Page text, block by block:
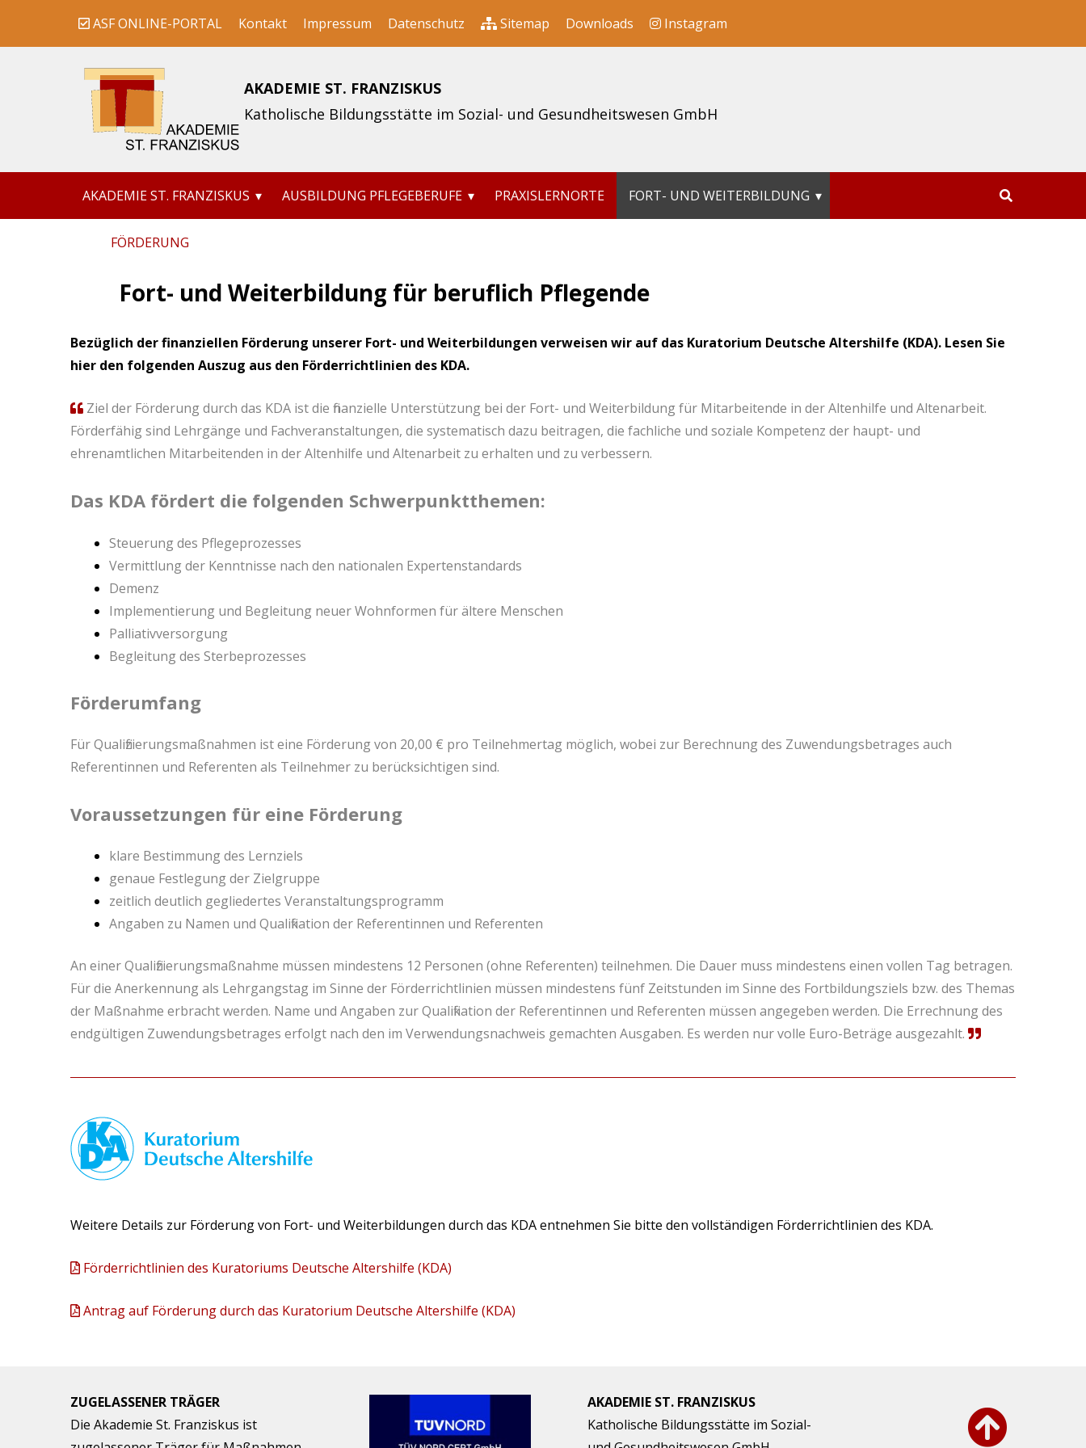
ASF ONLINE-PORTAL Kontakt Impressum Datenschutz Sitemap Downloads Instagram
AKADEMIE ST. FRANZISKUS
Katholische Bildungsstätte im Sozial- und Gesundheitswesen GmbH
AKADEMIE ST. FRANZISKUS AUSBILDUNG PFLEGEBERUFE PRAXISLERNORTE FORT- UND WEITERBILDUNG
nach:
FÖRDERUNG
Fort- und Weiterbildung für beruflich Pflegende
Bezüglich der finanziellen Förderung unserer Fort- und Weiterbildungen verweisen wir auf das Kuratorium Deutsche Altershilfe (KDA). Lesen Sie
hier den folgenden Auszug aus den Förderrichtlinien des KDA.
Ziel der Förderung durch das KDA ist die finanzielle Unterstützung bei der Fort- und Weiterbildung für Mitarbeitende in der Altenhilfe und Altenarbeit.
Förderfähig sind Lehrgänge und Fachveranstaltungen, die systematisch dazu beitragen, die fachliche und soziale Kompetenz der haupt- und
ehrenamtlichen Mitarbeitenden in der Altenhilfe und Altenarbeit zu erhalten und zu verbessern.
Das KDA fördert die folgenden Schwerpunktthemen:
Steuerung des Pflegeprozesses
Vermittlung der Kenntnisse nach den nationalen Expertenstandards
Demenz
Implementierung und Begleitung neuer Wohnformen für ältere Menschen
Palliativversorgung
Begleitung des Sterbeprozesses
Förderumfang
Für Qualifizierungsmaßnahmen ist eine Förderung von 20,00 € pro Teilnehmertag möglich, wobei zur Berechnung des Zuwendungsbetrages auch
Referentinnen und Referenten als Teilnehmer zu berücksichtigen sind.
Voraussetzungen für eine Förderung
klare Bestimmung des Lernziels
genaue Festlegung der Zielgruppe
zeitlich deutlich gegliedertes Veranstaltungsprogramm
Angaben zu Namen und Qualifikation der Referentinnen und Referenten
An einer Qualifizierungsmaßnahme müssen mindestens 12 Personen (ohne Referenten) teilnehmen. Die Dauer muss mindestens einen vollen Tag betragen.
Für die Anerkennung als Lehrgangstag im Sinne der Förderrichtlinien müssen mindestens fünf Zeitstunden im Sinne des Fortbildungsziels bzw. des Themas
der Maßnahme erbracht werden. Name und Angaben zur Qualifikation der Referentinnen und Referenten müssen angegeben werden. Die Errechnung des
endgültigen Zuwendungsbetrages erfolgt nach den im Verwendungsnachweis gemachten Ausgaben. Es werden nur volle Euro-Beträge ausgezahlt.
Weitere Details zur Förderung von Fort- und Weiterbildungen durch das KDA entnehmen Sie bitte den vollständigen Förderrichtlinien des KDA.
Förderrichtlinien des Kuratoriums Deutsche Altershilfe (KDA)
Antrag auf Förderung durch das Kuratorium Deutsche Altershilfe (KDA)
ZUGELASSENER TRÄGER
Die Akademie St. Franziskus ist
AKADEMIE ST. FRANZISKUS
Katholische Bildungsstätte im Sozial-